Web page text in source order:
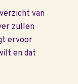
van
zullen
ervoor
en dat